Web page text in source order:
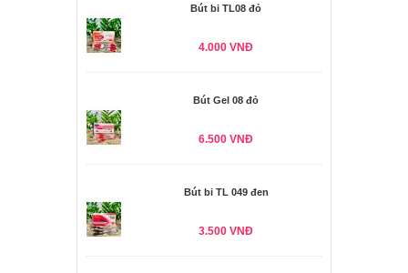
Bút bi TL08 đỏ
4.000 VNĐ
Bút Gel 08 đỏ
6.500 VNĐ
Bút bi TL 049 đen
3.500 VNĐ